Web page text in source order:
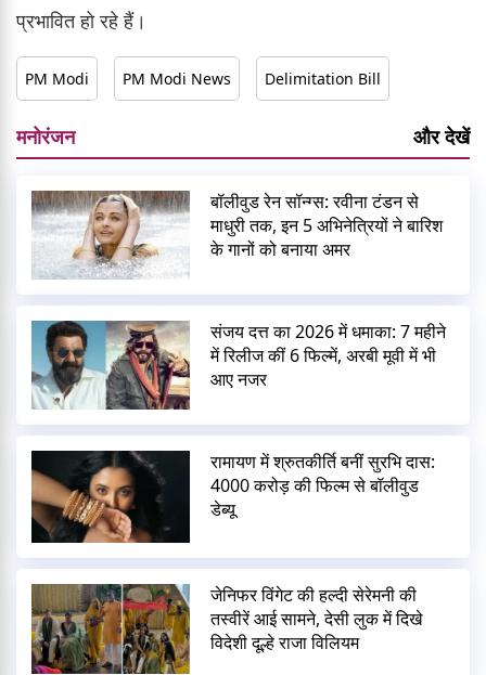
प्रभावित हो रहे हैं।
PM Modi PM Modi News Delimitation Bill
मनोरंजन और देखें
बॉलीवुड रेन सॉन्ग्स: रवीना टंडन से
माधुरी तक, इन 5 अभिनेत्रियों ने बारिश
के गानों को बनाया अमर
संजय दत्त का 2026 में धमाका: 7 महीने
में रिलीज कीं 6 फिल्में, अरबी मूवी में भी
आए नजर
रामायण में श्रुतकीर्ति बनीं सुरभि दास:
4000 करोड़ की फिल्म से बॉलीवुड
डेब्यू
जेनिफर विंगेट की हल्दी सेरेमनी की
तस्वीरें आई सामने, देसी लुक में दिखे
विदेशी दूल्हे राजा विलियम